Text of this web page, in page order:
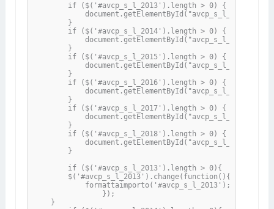
        if ($('#avcp_s_l_2013').length > 0) {
        }
        if ($('#avcp_s_l_2014').length > 0) {
        }
        if ($('#avcp_s_l_2015').length > 0) {
        }
        if ($('#avcp_s_l_2016').length > 0) {
        }
        if ($('#avcp_s_l_2017').length > 0) {
        }
        if ($('#avcp_s_l_2018').length > 0) {
        }
        if ($('#avcp_s_l_2013').length > 0){
        $('#avcp_s_l_2013').change(function(){
            formattaimporto('#avcp_s_l_2013');
    }